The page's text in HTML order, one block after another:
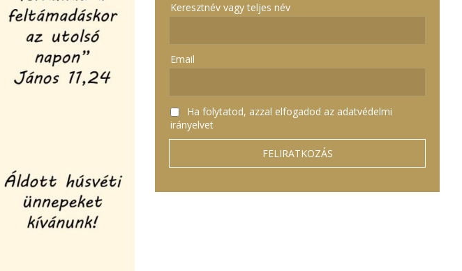
Keresztnév vagy teljes név
Email
Ha folytatod, azzal elfogadod az adatvédelmi
irányelvet